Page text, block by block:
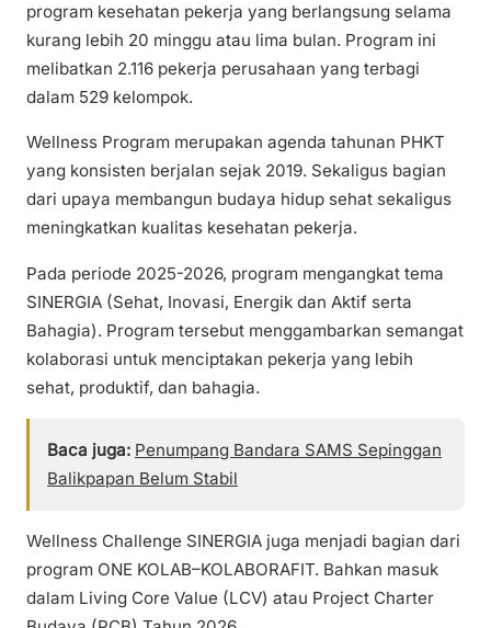
program kesehatan pekerja yang berlangsung selama
kurang lebih 20 minggu atau lima bulan. Program ini
melibatkan 2.116 pekerja perusahaan yang terbagi
dalam 529 kelompok.
Wellness Program merupakan agenda tahunan PHKT
yang konsisten berjalan sejak 2019. Sekaligus bagian
dari upaya membangun budaya hidup sehat sekaligus
meningkatkan kualitas kesehatan pekerja.
Pada periode 2025-2026, program mengangkat tema
SINERGIA (Sehat, Inovasi, Energik dan Aktif serta
Bahagia). Program tersebut menggambarkan semangat
kolaborasi untuk menciptakan pekerja yang lebih
sehat, produktif, dan bahagia.
Baca juga: Penumpang Bandara SAMS Sepinggan
Balikpapan Belum Stabil
Wellness Challenge SINERGIA juga menjadi bagian dari
program ONE KOLAB–KOLABORAFIT. Bahkan masuk
dalam Living Core Value (LCV) atau Project Charter